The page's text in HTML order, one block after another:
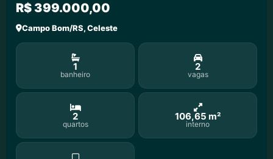
R$ 399.000,00
Campo Bom/RS, Celeste
1
banheiro
2
vagas
2
quartos
106,65 m²
interno